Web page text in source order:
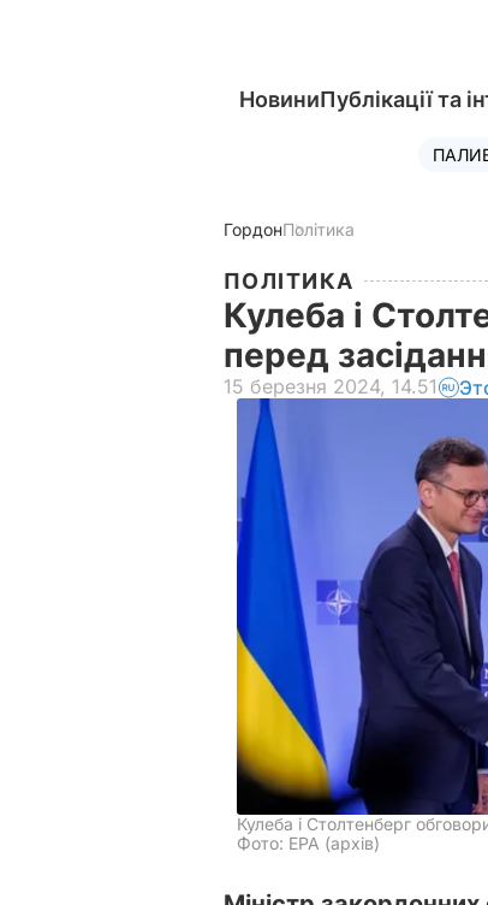
НовиниПублікації та
ГордонПолітика
ПОЛІТИКА
Кулеба і
перед
15 березня 2024, 14.51
Кулеба і Столтенберг
Фото: EPA (архів)